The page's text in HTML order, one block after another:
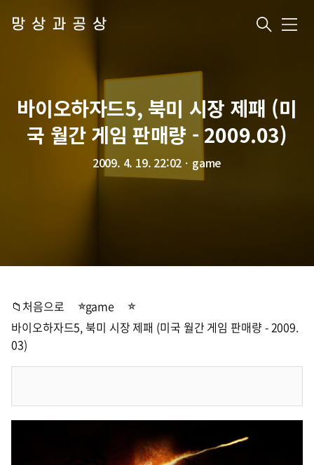
망상과공상 메
바이오하자드5, 북미 시장 제패 (미
국 월간 게임 판매량 - 2009.03)
2009. 4. 19. 22:02 ㆍ game
📁처음으로
game
바이오하자드5, 북미 시장 제패 (미국 월간 게임 판매량 - 2009.
03)